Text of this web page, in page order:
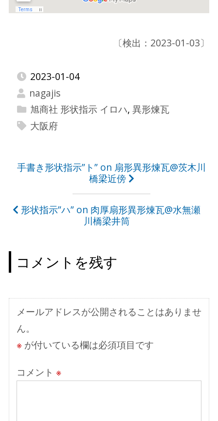
〔検出：2023-01-03〕
2023-01-04
nagajis
旭商社 形状指示 イロハ, 異形煉瓦
大阪府
投
ナ
ー
シ
ョ
ン
手書き形状指示”ト” on 扇形異形煉瓦@茨木川
橋梁近傍
形状指示”ハ” on 肉厚扇形異形煉瓦@水無瀬
川橋梁井筒
コメントを残す
メールアドレスが公開されることはありませ
ん。
※が付いている欄は必須項目です
コメント ※